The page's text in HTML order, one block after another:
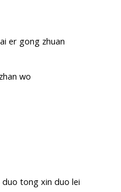
er gong zhuan
wo
duo tong xin duo lei